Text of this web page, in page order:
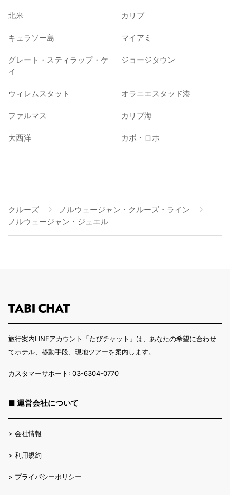
北米 カリブ
キュラソー島 マイアミ
グレート・スティラップ・ケ
イ
ジョージタウン
ウィレムスタット オラニエスタッド港
ファルマス カリブ海
大西洋 カボ・ロホ
クルーズ
ノルウェージャン・クルーズ・ライン
ノルウェージャン・ジュエル
旅行案内LINEアカウント「たびチャット」は、あなたの希望に合わせ
てホテル、移動手段、現地ツアーを案内します。
カスタマーサポート: 03-6304-0770
■ 運営会社について
> 会社情報
> 利用規約
> プライバシーポリシー